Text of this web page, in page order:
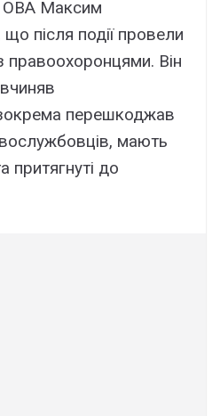
ОВА Максим
після події провели
правоохоронцями. Він
перешкоджав
мають
притягнуті до